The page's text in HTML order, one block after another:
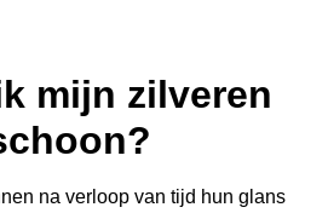
mijn zilveren
na verloop van tijd hun glans